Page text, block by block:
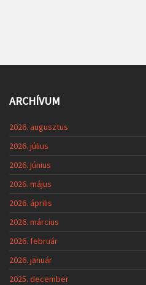
ARCHÍVUM
2026. augusztus
2026. július
2026. június
2026. május
2026. április
2026. március
2026. február
2026. január
2025. december